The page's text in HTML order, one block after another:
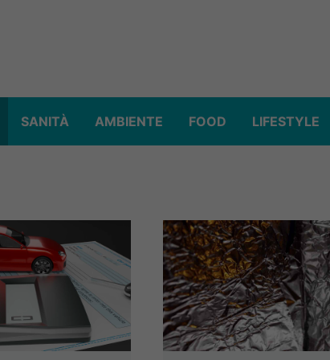
SANITÀ AMBIENTE FOOD LIFESTYLE